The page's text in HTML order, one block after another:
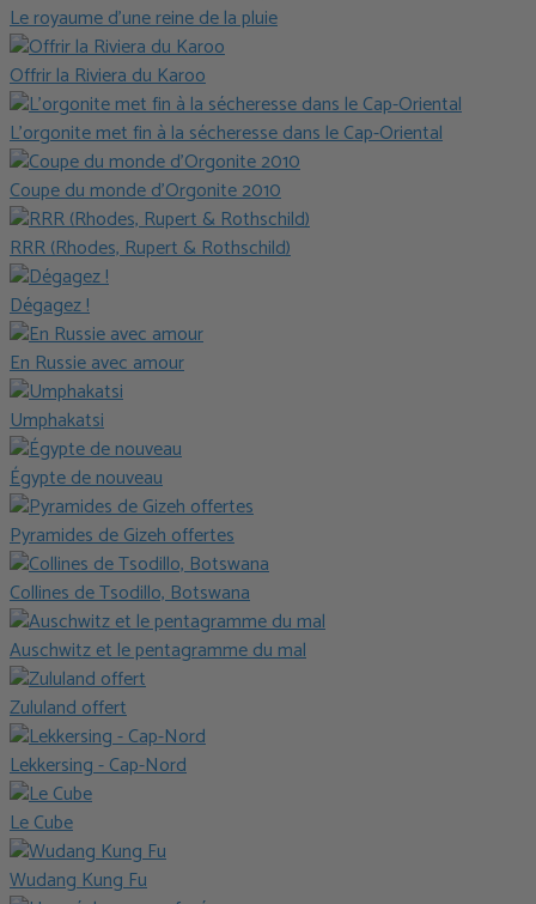
Le royaume d’une reine de la pluie
Offrir la Riviera du Karoo
L’orgonite met fin à la sécheresse dans le Cap-Oriental
Coupe du monde d’Orgonite 2010
RRR (Rhodes, Rupert & Rothschild)
Dégagez !
En Russie avec amour
Umphakatsi
Égypte de nouveau
Pyramides de Gizeh offertes
Collines de Tsodillo, Botswana
Auschwitz et le pentagramme du mal
Zululand offert
Lekkersing - Cap-Nord
Le Cube
Wudang Kung Fu